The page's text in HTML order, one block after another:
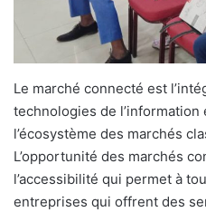
Le marché connecté est
technologies de
l’écosystème des marchés
L’opportunité des marchés
l’accessibilité qui permet à
entreprises qui offrent des